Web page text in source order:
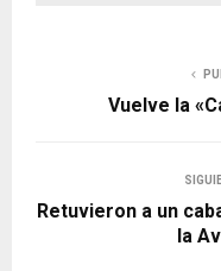
Vuelve la
Retuvieron a un
la